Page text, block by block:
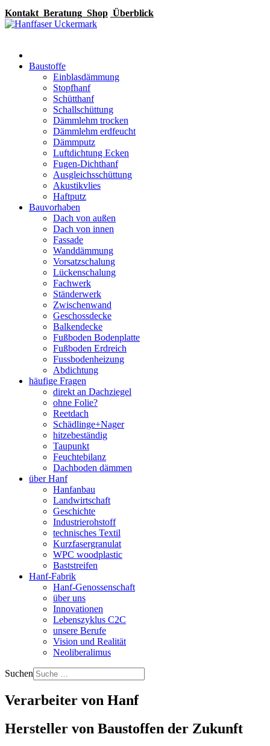
Kontakt Beratung Shop Überblick
Baustoffe
Einblasdämmung
Stopfhanf
Schütthanf
Schallschüttung
Dämmlehm trocken
Dämmlehm erdfeucht
Dämmputz
Luftdichtung Ecken
Fugen-Dichthanf
Ausgleichsschüttung
Akustikvlies
Haftputz
Bauvorhaben
Dach von außen
Dach von innen
Fassade
Wanddämmung
Vorsatzschalung
Lückenschalung
Fachwerk
Ständerwerk
Zwischenwand
Geschossdecke
Balkendecke
Fußboden Bodenplatte
Fußboden Erdreich
Fussbodenheizung
Abdichtung
häufige Fragen
direkt an Dachziegel
ohne Folie?
Reetdach
Schädlinge+Nager
hitzebeständig
Taupunkt
Feuchtebilanz
Dachboden dämmen
über Hanf
Hanfanbau
Landwirtschaft
Geschichte
Industrierohstoff
technisches Textil
Kurzfasergranulat
WPC woodplastic
Baststreifen
Hanf-Fabrik
Hanf-Genossenschaft
über uns
Innovationen
Lebenszyklus C2C
unsere Berufe
Vision und Realität
Neoliberalimus
Suchen
Verarbeiter von Hanf
Hersteller von Baustoffen der Zukunft